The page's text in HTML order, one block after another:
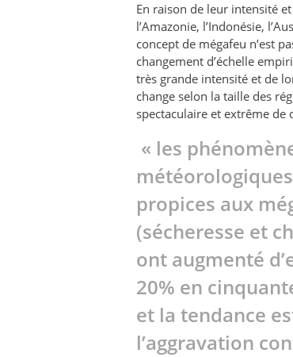
En raison de leur intensité
l’Amazonie, l’Indonésie,
concept de mégafeu n’est
changement d’échelle
très grande intensité et de
change selon la taille des
spectaculaire et extrême de
« les
météorologiques
propices aux
(sécheresse et
ont augmenté
20% en
et la tendance
l’aggravation